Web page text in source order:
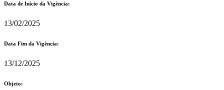
Data de Início da Vigência:
13/02/2025
Data Fim da Vigência:
13/12/2025
Objeto: